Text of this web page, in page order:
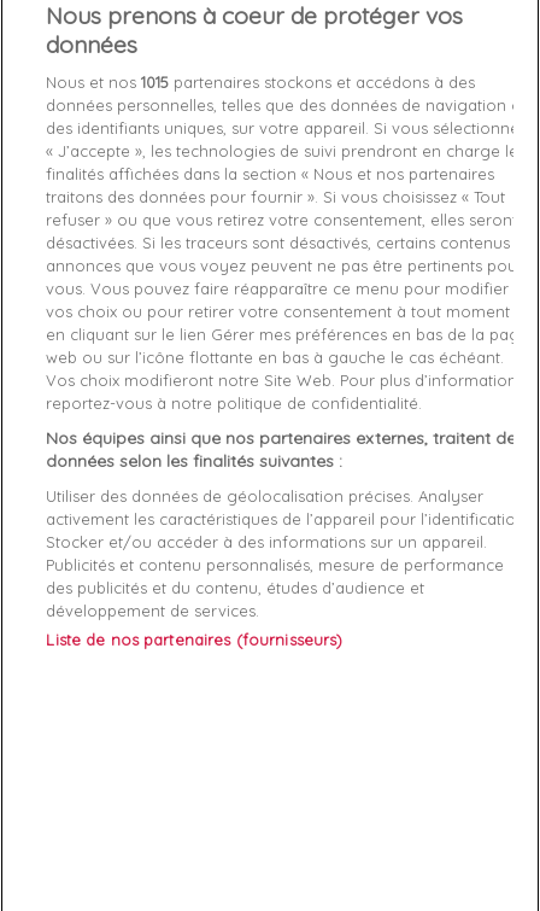
Caractéristiques produit
Détails du produit Fabriquant
Référence HMDANLP0326-BLA TU
Fiche technique
Couleur Noir
Matière Synthétique
Genre Homme
Rayon Bagagerie
Démarque 40 %
Références spécifiques
EAN-13 7618584860571
Nous prenons à coeur de protéger vos
données
Nous et nos1015 partenaires stockons et accédons à des
données personnelles, telles que des données de navigation ou
des identifiants uniques, sur votre appareil. Si vous sélectionnez
« J’accepte », les technologies de suivi prendront en charge les
finalités affichées dans la section « Nous et nos partenaires
traitons des données pour fournir ». Si vous choisissez « Tout
refuser » ou que vous retirez votre consentement, elles seront
désactivées. Si les traceurs sont désactivés, certains contenus et
annonces que vous voyez peuvent ne pas être pertinents pour
vous. Vous pouvez faire réapparaître ce menu pour modifier
vos choix ou pour retirer votre consentement à tout moment
en cliquant sur le lien Gérer mes préférences en bas de la page
web ou sur l’icône flottante en bas à gauche le cas échéant.
Vos choix modifieront notre Site Web. Pour plus d’informations,
reportez-vous à notre politique de confidentialité.
Nos équipes ainsi que nos partenaires externes, traitent des
données selon les finalités suivantes :
Utiliser des données de géolocalisation précises. Analyser
activement les caractéristiques de l’appareil pour l’identification.
Stocker et/ou accéder à des informations sur un appareil.
Publicités et contenu personnalisés, mesure de performance
des publicités et du contenu, études d’audience et
développement de services.
Liste de nos partenaires (fournisseurs)